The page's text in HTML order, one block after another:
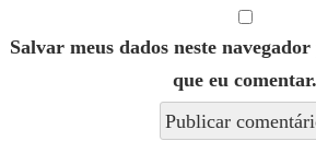
Salvar meus dados neste
que eu comentar.